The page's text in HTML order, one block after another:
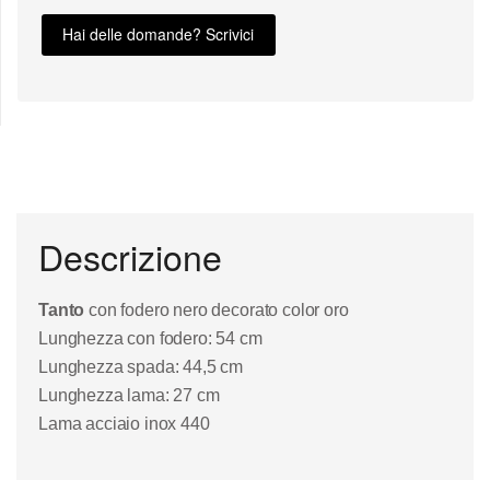
Hai delle domande? Scrivici
Descrizione
Tanto con fodero nero decorato color oro
Lunghezza con fodero: 54 cm
Lunghezza spada: 44,5 cm
Lunghezza lama: 27 cm
Lama acciaio inox 440